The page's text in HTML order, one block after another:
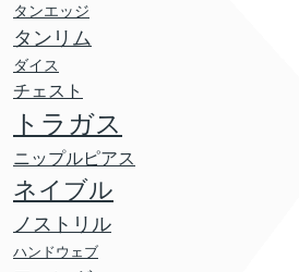
タンエッジ
タンリム
ダイス
チェスト
トラガス
ニップルピアス
ネイブル
ノストリル
ハンドウェブ